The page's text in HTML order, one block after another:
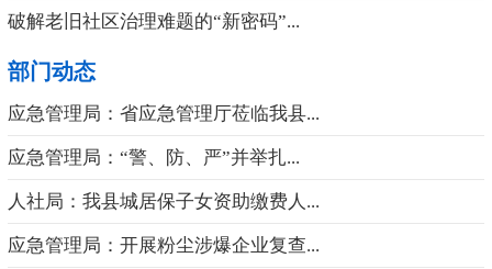
破解老旧社区治理难题的“新密码”...
部门动态
应急管理局：省应急管理厅莅临我县...
应急管理局：“警、防、严”并举扎...
人社局：我县城居保子女资助缴费人...
应急管理局：开展粉尘涉爆企业复查...